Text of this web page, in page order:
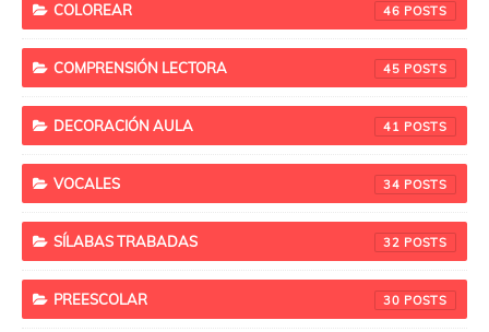
COLOREAR 46
COMPRENSIÓN LECTORA 45
DECORACIÓN AULA 41
VOCALES 34
SÍLABAS TRABADAS 32
PREESCOLAR 30